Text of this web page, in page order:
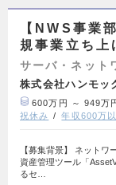
【NWS事業
規事業立ち上
サーバ・ネット
株式会社ハンモッ
600万円 ～ 949万
祝休み
年収600万
【募集背景】 ネットワ
資産管理ツール「
るセ…